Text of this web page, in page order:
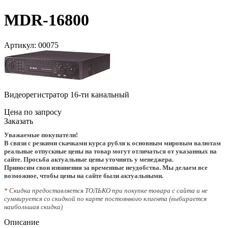
MDR-16800
Артикул: 00075
Видеорегистратор 16-ти канальный
Цена по запросу
Заказать
Уважаемые покупатели!
В связи с резкими скачками курса рубля к основным мировым валютам
реальные отпускные цены на товар могут отличаться от указанных на
сайте. Просьба актуальные цены уточнять у менеджера.
Приносим свои извинения за временные неудобства. Мы делаем все
возможное, чтобы цены на сайте были актуальными.
* Скидка предоставляется ТОЛЬКО при покупке товара с сайта и не
суммируется со скидкой по карте постоянного клиента (выбирается
наибольшая скидка)
Описание